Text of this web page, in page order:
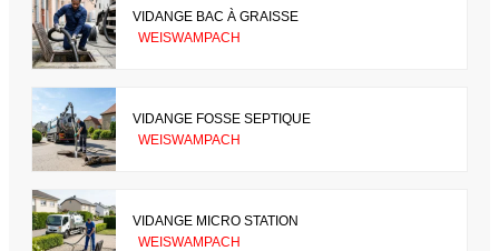
VIDANGE BAC À GRAISSE
WEISWAMPACH
VIDANGE FOSSE SEPTIQUE
WEISWAMPACH
VIDANGE MICRO STATION
WEISWAMPACH